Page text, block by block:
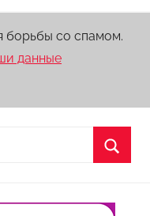
борьбы со спамом.
данные